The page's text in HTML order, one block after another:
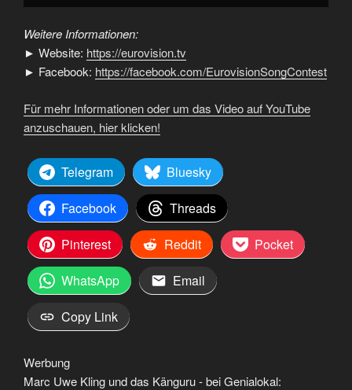
Weitere Informationen:
► Website: https://eurovision.tv
► Facebook: https://facebook.com/EurovisionSongContest
Für mehr Informationen oder um das Video auf YouTube
anzuschauen, hier klicken!
Telegram
Bluesky
Facebook
Threads
Pinterest
Reddit
Pocket
WhatsApp
Email
Copy Link
Werbung
Marc Uwe Kling und das Känguru - bei Genialokal: